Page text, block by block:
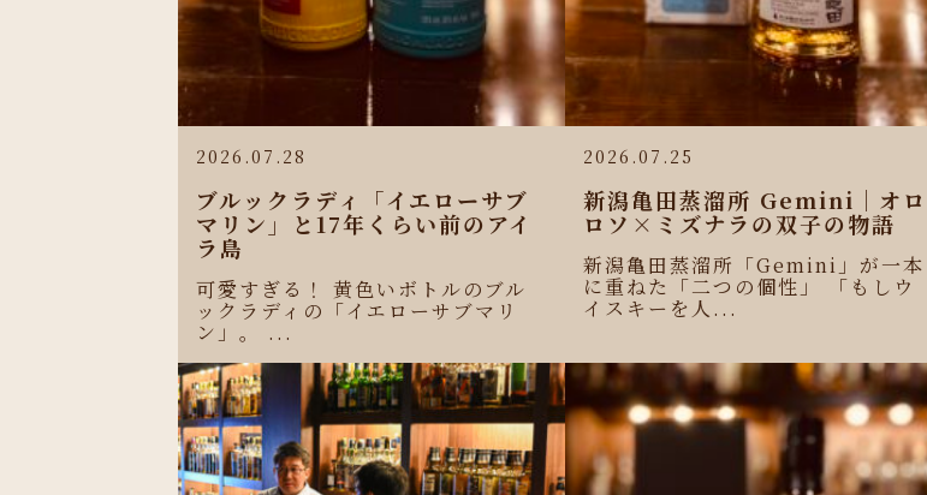
2026.07.28
ブルックラディ「イエローサブ
マリン」と17年くらい前のアイ
ラ島
可愛すぎる！ 黄色いボトルのブル
ックラディの「イエローサブマリ
ン」。 ...
2026.07.25
新潟亀田蒸溜所 Gemini｜オロ
ロソ×ミズナラの双子の物語
新潟亀田蒸溜所「Gemini」が一本
に重ねた「二つの個性」 「もしウ
イスキーを人...